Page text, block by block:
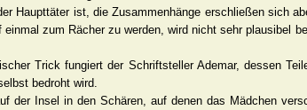
Haupttäter ist, die Zusammenhänge erschließen sich
einmal zum Rächer zu werden, wird nicht sehr plausibel
Trick fungiert der Schriftsteller Ademar, dessen
bedroht wird.
der Insel in den Schären, auf denen das Mädchen